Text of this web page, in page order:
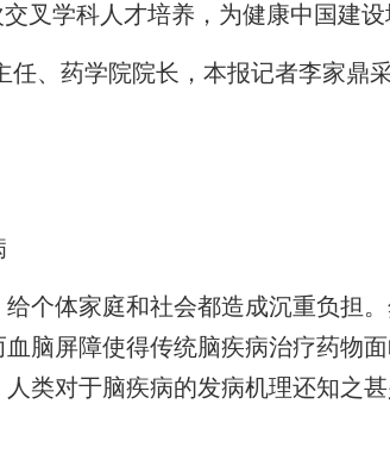
叉学科人才培养，为健康中国建设
任、药学院院长，本报记者李家鼎
体家庭和社会都造成沉重负担。
脑屏障使得传统脑疾病治疗药物
类对于脑疾病的发病机理还知之